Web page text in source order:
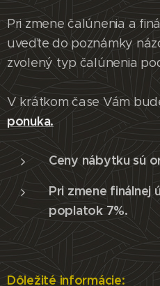
Pri zmene čalúnenia a
uveďte do poznámky
zvolený typ čalúnenia
V krátkom čase Vám
ponuka.
Ceny nábytku sú
Pri zmene finálnej
poplatok 7%.
Dôležité informácie: